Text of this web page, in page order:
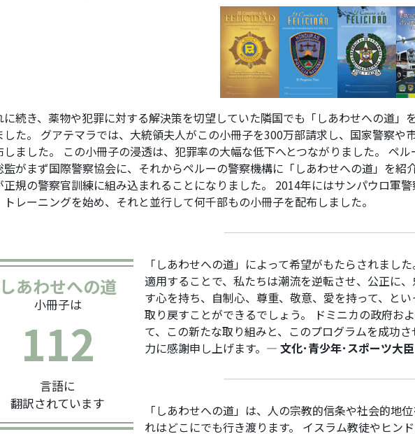
に続き、薬物や犯罪に対する解決策を切望していた隣国でも「しあわせへの道」
した。 グアテマラでは、大統領夫人がこの小冊子を300万部請求し、国家警察や
しました。 この小冊子の浸透は、犯罪率の大幅な低下へとつながりました。 ペ
監がまず国際警察協会に、それからペルーの警察機構に「しあわせへの道」を紹
正規の警察官訓練に組み込まれることになりました。 2014年にはサンパウロ軍
トレーニングを始め、それと並行して何千部もの小冊子を配布しました。
あわせへの道
小冊子は
112
言語に
翻訳されています
「しあわせへの道」によって希望がもたらされまし
適用することで、私たちは潮流を逆転させ、公正に
す心を持ち、自制心、尊重、敬意、愛を持って、と
取り戻すことができるでしょう。 ドミニカの政府お
て、この新たな取り組みと、このプログラムを成功
力に感謝申し上げます。 ― 文化･青少年･スポーツ大臣
「しあわせへの道」は、人の宗教的信条や社会的地
れはどこにでも行き渡ります。 イスラム教徒やヒン